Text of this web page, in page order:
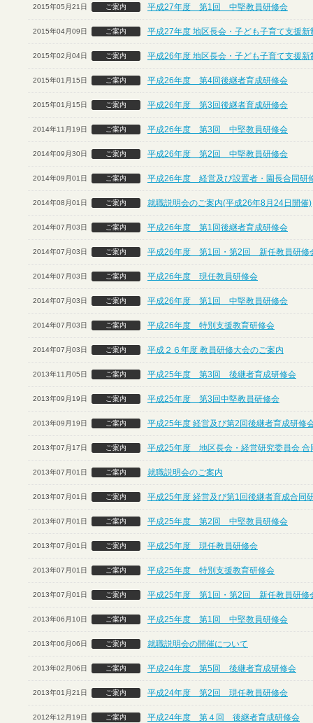
2015年05月21日 ご案内 平成27年度 第1回 中堅教員研修会
2015年04月09日 ご案内 平成27年度 地区長会・子ども子育て支援
2015年02月04日 ご案内 平成26年度 地区長会・子ども子育て支援
2015年01月15日 ご案内 平成26年度 第4回後継者育成研修会
2015年01月15日 ご案内 平成26年度 第3回後継者育成研修会
2014年11月19日 ご案内 平成26年度 第3回 中堅教員研修会
2014年09月30日 ご案内 平成26年度 第2回 中堅教員研修会
2014年09月01日 ご案内 平成26年度 経営及び設置者・園長合同研
2014年08月01日 ご案内 就職説明会のご案内(平成26年8月24日開催)
2014年07月03日 ご案内 平成26年度 第1回後継者育成研修会
2014年07月03日 ご案内 平成26年度 第1回・第2回 新任教員研修
2014年07月03日 ご案内 平成26年度 現任教員研修会
2014年07月03日 ご案内 平成26年度 第1回 中堅教員研修会
2014年07月03日 ご案内 平成26年度 特別支援教育研修会
2014年07月03日 ご案内 平成２６年度 教員研修大会のご案内
2013年11月05日 ご案内 平成25年度 第3回 後継者育成研修会
2013年09月19日 ご案内 平成25年度 第3回中堅教員研修会
2013年09月19日 ご案内 平成25年度 経営及び第2回後継者育成研修
2013年07月17日 ご案内 平成25年度 地区長会・経営研究委員会 合
2013年07月01日 ご案内 就職説明会のご案内
2013年07月01日 ご案内 平成25年度 経営及び第1回後継者育成合同
2013年07月01日 ご案内 平成25年度 第2回 中堅教員研修会
2013年07月01日 ご案内 平成25年度 現任教員研修会
2013年07月01日 ご案内 平成25年度 特別支援教育研修会
2013年07月01日 ご案内 平成25年度 第1回・第2回 新任教員研修
2013年06月10日 ご案内 平成25年度 第1回 中堅教員研修会
2013年06月06日 ご案内 就職説明会の開催について
2013年02月06日 ご案内 平成24年度 第5回 後継者育成研修会
2013年01月21日 ご案内 平成24年度 第2回 現任教員研修会
2012年12月19日 ご案内 平成24年度 第４回 後継者育成研修会